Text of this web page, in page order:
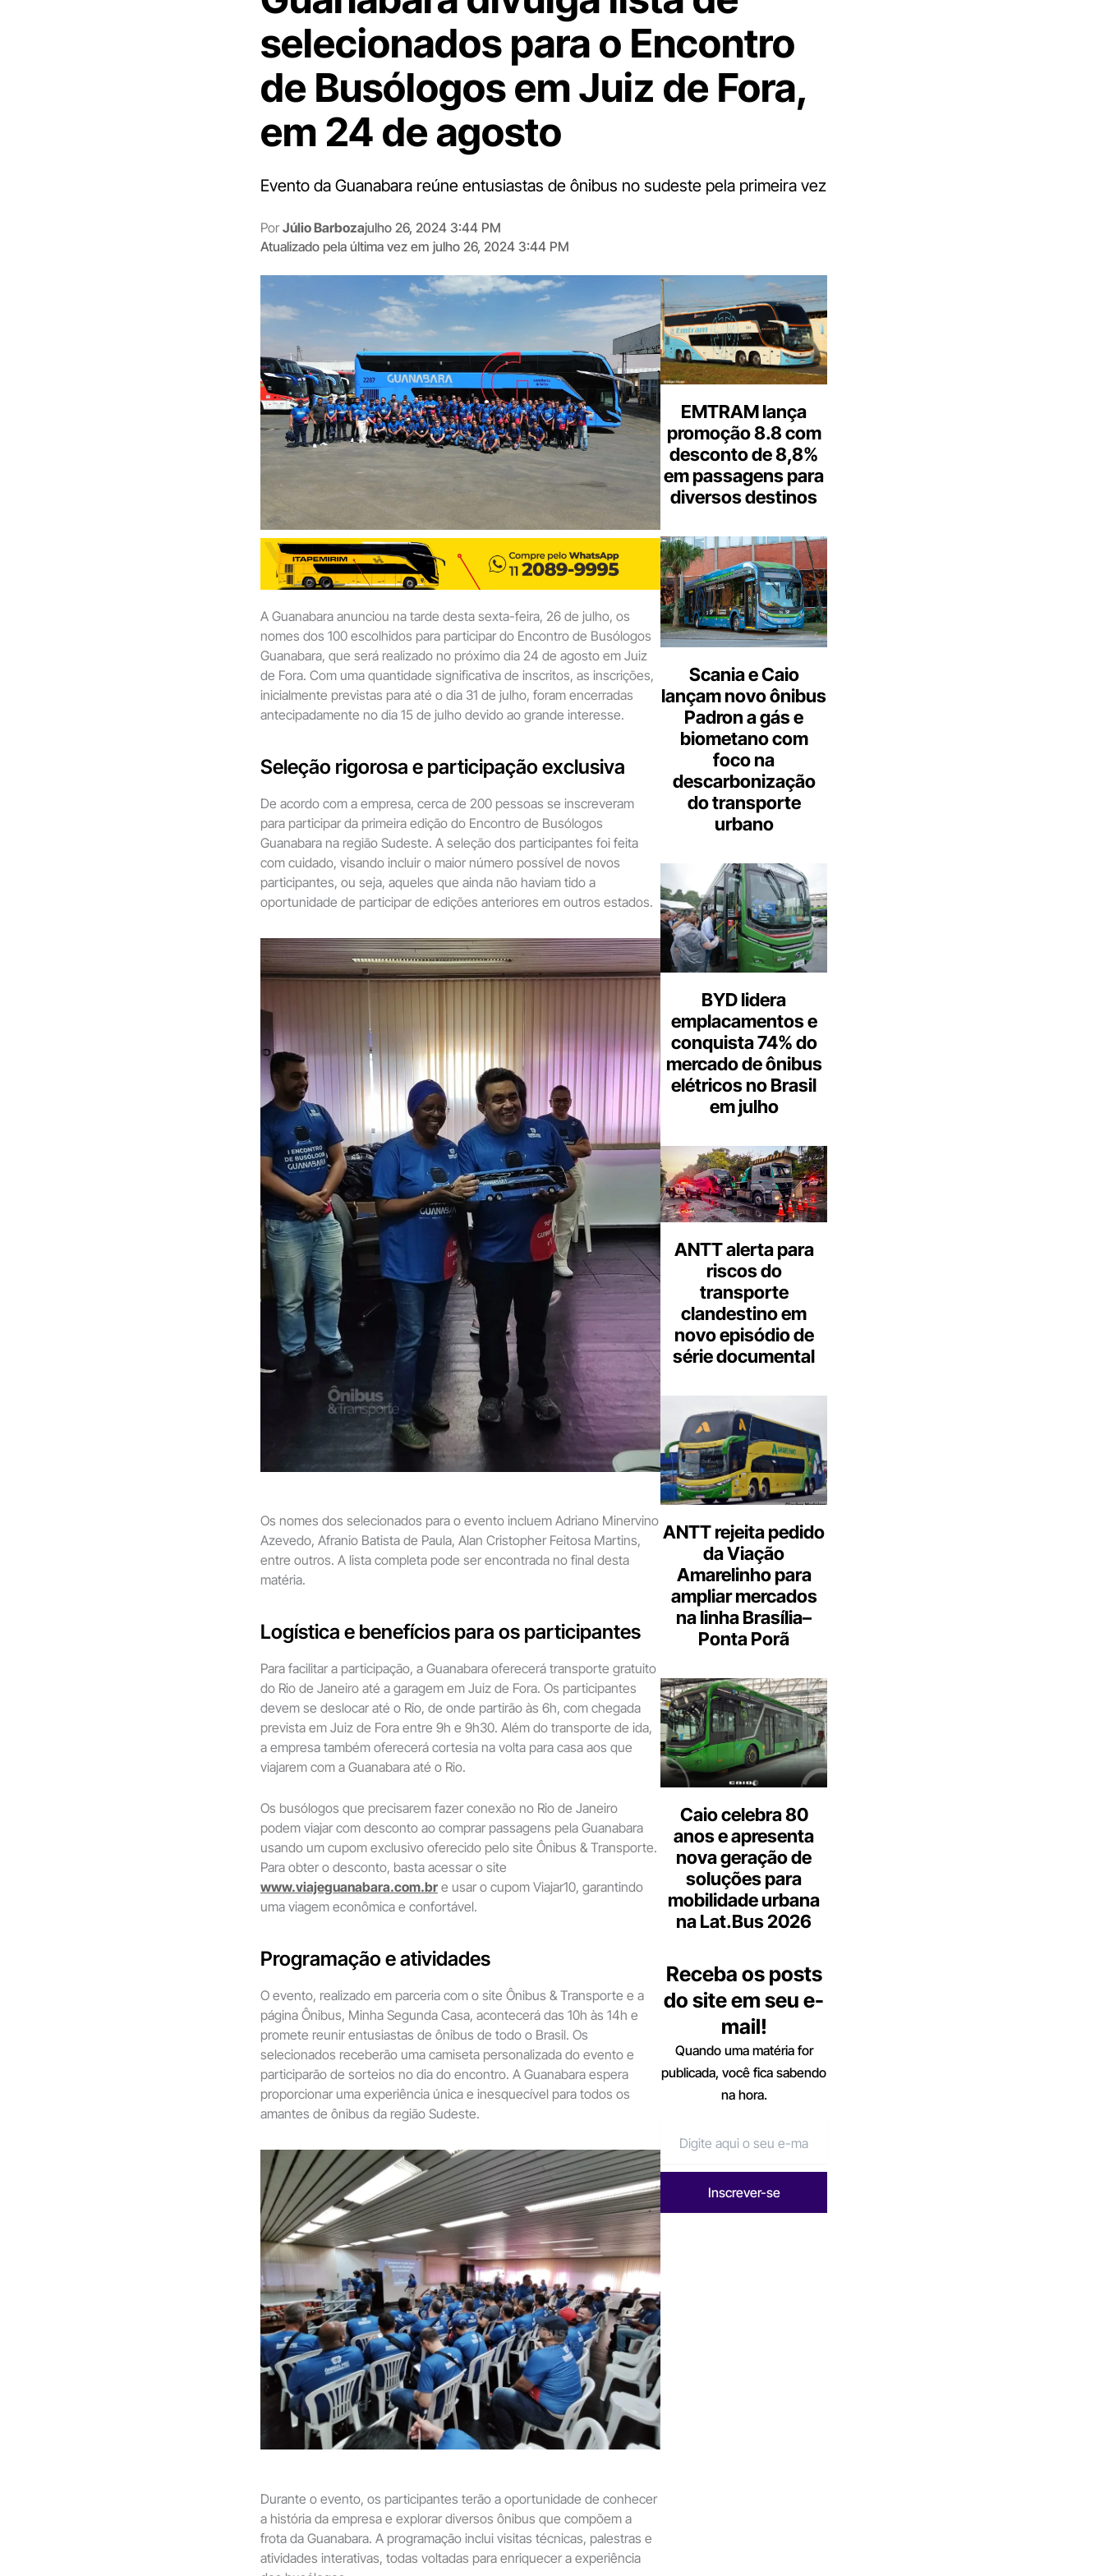
selecionados para o Encontro
de Busólogos em Juiz de Fora,
em 24 de agosto
Evento da Guanabara reúne entusiastas de ônibus no sudeste pela primeira vez
Por Júlio Barbozajulho 26, 2024 3:44 PM
Atualizado pela última vez em julho 26, 2024 3:44 PM
A Guanabara anunciou na tarde desta sexta-feira, 26 de julho, os
nomes dos 100 escolhidos para participar do Encontro de Busólogos
Guanabara, que será realizado no próximo dia 24 de agosto em Juiz
de Fora. Com uma quantidade significativa de inscritos, as inscrições,
inicialmente previstas para até o dia 31 de julho, foram encerradas
antecipadamente no dia 15 de julho devido ao grande interesse.
Seleção rigorosa e participação exclusiva
De acordo com a empresa, cerca de 200 pessoas se inscreveram
para participar da primeira edição do Encontro de Busólogos
Guanabara na região Sudeste. A seleção dos participantes foi feita
com cuidado, visando incluir o maior número possível de novos
participantes, ou seja, aqueles que ainda não haviam tido a
oportunidade de participar de edições anteriores em outros estados.
Os nomes dos selecionados para o evento incluem Adriano Minervino
Azevedo, Afranio Batista de Paula, Alan Cristopher Feitosa Martins,
entre outros. A lista completa pode ser encontrada no final desta
matéria.
Logística e benefícios para os participantes
Para facilitar a participação, a Guanabara oferecerá transporte gratuito
do Rio de Janeiro até a garagem em Juiz de Fora. Os participantes
devem se deslocar até o Rio, de onde partirão às 6h, com chegada
prevista em Juiz de Fora entre 9h e 9h30. Além do transporte de ida,
a empresa também oferecerá cortesia na volta para casa aos que
viajarem com a Guanabara até o Rio.
Os busólogos que precisarem fazer conexão no Rio de Janeiro
podem viajar com desconto ao comprar passagens pela Guanabara
usando um cupom exclusivo oferecido pelo site Ônibus & Transporte.
Para obter o desconto, basta acessar o site
www.viajeguanabara.com.br e usar o cupom Viajar10, garantindo
uma viagem econômica e confortável.
Programação e atividades
O evento, realizado em parceria com o site Ônibus & Transporte e a
página Ônibus, Minha Segunda Casa, acontecerá das 10h às 14h e
promete reunir entusiastas de ônibus de todo o Brasil. Os
selecionados receberão uma camiseta personalizada do evento e
participarão de sorteios no dia do encontro. A Guanabara espera
proporcionar uma experiência única e inesquecível para todos os
amantes de ônibus da região Sudeste.
Durante o evento, os participantes terão a oportunidade de conhecer
a história da empresa e explorar diversos ônibus que compõem a
frota da Guanabara. A programação inclui visitas técnicas, palestras e
atividades interativas, todas voltadas para enriquecer a experiência
EMTRAM lança
promoção 8.8 com
desconto de 8,8%
em passagens para
diversos destinos
Scania e Caio
lançam novo ônibus
Padron a gás e
biometano com
foco na
descarbonização
do transporte
urbano
BYD lidera
emplacamentos e
conquista 74% do
mercado de ônibus
elétricos no Brasil
em julho
ANTT alerta para
riscos do
transporte
clandestino em
novo episódio de
série documental
ANTT rejeita pedido
da Viação
Amarelinho para
ampliar mercados
na linha Brasília–
Ponta Porã
Caio celebra 80
anos e apresenta
nova geração de
soluções para
mobilidade urbana
na Lat.Bus 2026
Receba os posts
do site em seu e-
mail!
Quando uma matéria for
publicada, você fica sabendo
na hora.
Digite
aqui
o
seu
e-
mail
Inscrever-se